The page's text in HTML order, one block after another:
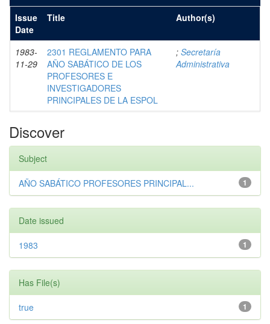
Issue
Date
Title Author(s)
1983-
11-29
2301 REGLAMENTO PARA
AÑO SABÁTICO DE LOS
PROFESORES E
INVESTIGADORES
PRINCIPALES DE LA ESPOL
; Secretaría
Administrativa
Discover
Subject
1
AÑO SABÁTICO PROFESORES PRINCIPAL...
Date issued
1
1983
Has File(s)
1
true